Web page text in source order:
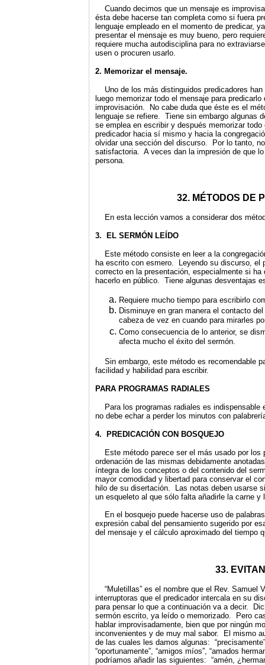
Cuando decimos que un mensaje es
ésta debe hacerse tan completa como si fuera
lenguaje empleado en el momento de predicar,
presentar el mensaje es muy bueno, pero
requiere mucha autodisciplina para no
usen o procuren usarlo.
2. Memorizar el mensaje.
Uno de los más distinguidos predicadores
luego memorizar todo el mensaje para
improvisación. No cabe duda que éste es el
lenguaje se refiere. Tiene sin embargo algunas
se emplea en escribir y después memorizar
predicador hacia sí mismo y hacia la
olvidar una sección del discurso. Por lo tanto,
satisfactoria. A veces dan la impresión de que
persona.
32. MÉTODOS DE
En esta lección vamos a considerar dos
3. EL SERMÓN LEÍDO
Este método consiste en leer a la
ha escrito con esmero. Leyendo su discurso, el
correcto en la presentación, especialmente si
hacerlo en público. Tiene algunas desventajas
Requiere mucho tiempo para escribirlo
Disminuye en gran manera el contacto
cabeza de vez en cuando para mirarles
Como consecuencia de lo anterior, se
afecta mucho el éxito del sermón.
Sin embargo, este método es recomendable
facilidad y habilidad para escribir.
PARA PROGRAMAS RADIALES
Para los programas radiales es indispensable
no debe echar a perder los minutos con
4. PREDICACIÓN CON BOSQUEJO
Este método parece ser el más usado por los
ordenación de las mismas debidamente
íntegra de los conceptos o del contenido del
mayor comodidad y libertad para conservar el
hilo de su disertación. Las notas deben usarse
un esqueleto al que sólo falta añadirle la carne
En el bosquejo puede hacerse uso de
expresión cabal del pensamiento sugerido por
del mensaje y el cálculo aproximado del tiempo
33.
“Muletillas” es el nombre que el Rev. Samuel
interruptoras que el predicador intercala en su
para pensar lo que a continuación va a decir.
sermón escrito, ya leído o memorizado. Pero
hablar improvisadamente, bien que por ningún
inconvenientes y de muy mal sabor. El mismo
de las cuales les damos algunas:
“oportunamente”, “amigos míos”, “amados
podríamos añadir las siguientes: “amén,